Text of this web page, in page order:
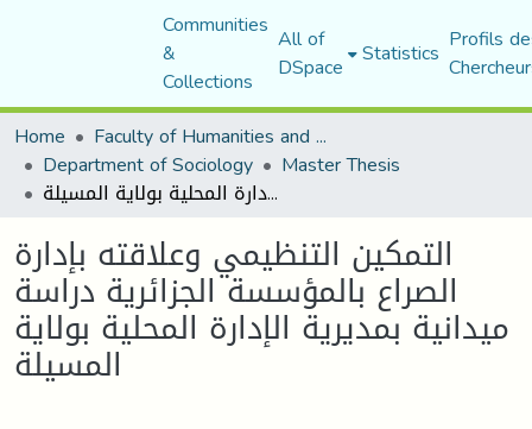
Communities
&
Collections
All of
DSpace Statistics Profils
Home
Faculty of Humanities and Social Sciences
Department of Sociology Master Thesis
التمكين التنظيمي وعلاقته بإدارة الصراع بالمؤسسة الجزائرية دراسة ميدانية بمديرية الإدارة المحلية بولاية المسيلة
التمكين التنظيمي وعلاقته بإدارة
الصراع بالمؤسسة الجزائرية دراسة
ميدانية بمديرية الإدارة المحلية بولاية
المسيلة